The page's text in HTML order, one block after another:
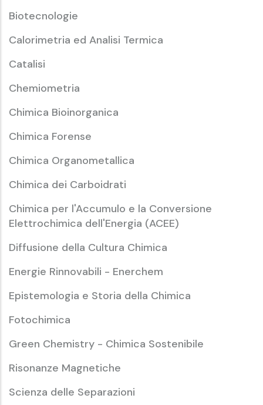
Biotecnologie
Calorimetria ed Analisi Termica
Catalisi
Chemiometria
Chimica Bioinorganica
Chimica Forense
Chimica Organometallica
Chimica dei Carboidrati
Chimica per l'Accumulo e la Conversione
Elettrochimica dell'Energia (ACEE)
Diffusione della Cultura Chimica
Energie Rinnovabili - Enerchem
Epistemologia e Storia della Chimica
Fotochimica
Green Chemistry - Chimica Sostenibile
Risonanze Magnetiche
Scienza delle Separazioni